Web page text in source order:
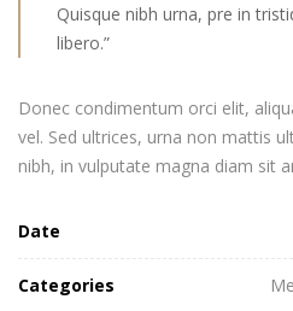
Quisque nibh urna, pre in
libero.”
Donec condimentum orci elit,
vel. Sed ultrices, urna non mattis
nibh, in vulputate magna diam sit
Date
Categories